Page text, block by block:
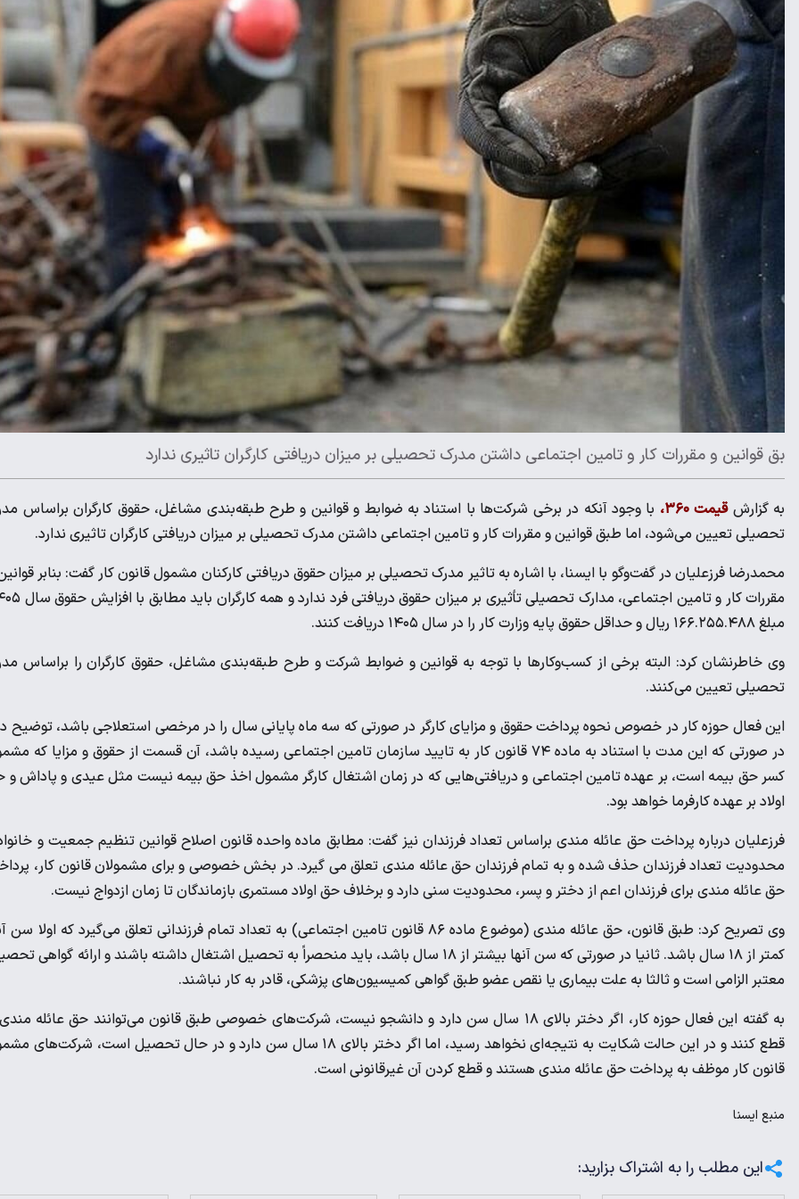
بق قوانین و مقررات کار و تامین اجتماعی داشتن مدرک تحصیلی بر میزان دریافتی کارگران تاثیری ندارد
به گزارشقیمت ۳۶۰،
با وجود آنکه در برخی شرکت‌ها با استناد به ضوابط و قوانین و طرح طبقه‌بندی مشاغل، حقوق کارگران براساس
تحصیلی تعیین می‌شود، اما طبق قوانین و مقررات کار و تامین اجتماعی داشتن مدرک تحصیلی بر میزان دریافتی کارگران تاثیری ندارد.
محمدرضا فرزعلیان در گفت‌وگو با ایسنا، با اشاره به تاثیر مدرک تحصیلی بر میزان حقوق دریافتی کارکنان مشمول قانون کار گفت:️ بنابر
مبلغ ۱۶۶.۲۵۵.۴۸۸ ریال و حداقل حقوق پایه وزارت کار را در سال ۱۴۰۵ دریافت کنند.
وی خاطرنشان کرد: البته برخی از کسب‌وکارها با توجه به قوانین و ضوابط شرکت و طرح طبقه‌بندی مشاغل، حقوق کارگران را براساس
تحصیلی تعیین می‌کنند.
این فعال حوزه کار در خصوص نحوه پرداخت حقوق و مزایای کارگر در صورتی که سه ماه پایانی سال را در مرخصی استعلاجی باشد، توضیح
در صورتی که این مدت با استناد به ماده ۷۴ قانون کار به تایید سازمان تامین اجتماعی رسیده باشد، آن قسمت از حقوق و مزایا که
کسر حق بیمه است، بر عهده تامین اجتماعی و دریافتی‌هایی که در زمان اشتغال کارگر مشمول اخذ حق بیمه نیست مثل عیدی و پاداش و
اولاد بر عهده کارفرما خواهد بود.
فرزعلیان درباره پرداخت حق عائله مندی براساس تعداد فرزندان نیز گفت: مطابق ماده واحده قانون اصلاح قوانین تنظیم جمعیت و
محدودیت تعداد فرزندان حذف شده و به تمام فرزندان حق عائله مندی تعلق می گیرد. در بخش خصوصی و برای مشمولان قانون کار،
حق عائله مندی برای فرزندان اعم از دختر و پسر، محدودیت سنی دارد و برخلاف حق اولاد مستمری بازماندگان تا زمان ازدواج نیست.
وی تصریح کرد: طبق قانون، حق عائله مندی (موضوع ماده ۸۶ قانون تامین اجتماعی) به تعداد تمام فرزندانی تعلق می‌گیرد که اولا
کمتر از ۱۸ سال باشد. ثانیا در صورتی که سن آنها بیشتر از ۱۸ سال باشد، باید منحصراً به تحصیل اشتغال داشته باشند و ارائه گواهی
معتبر الزامی است و ثالثا به علت بیماری یا نقص عضو طبق گواهی کمیسیون‌های پزشکی، قادر به کار نباشند.
به گفته این فعال حوزه کار، اگر دختر بالای ۱۸ سال سن دارد و دانشجو نیست، شرکت‌های خصوصی طبق قانون می‌توانند حق عائله
قطع کنند و در این حالت شکایت به نتیجه‌ای نخواهد رسید، اما اگر دختر بالای ۱۸ سال سن دارد و در حال تحصیل است،
قانون کار موظف به پرداخت حق عائله مندی هستند و قطع کردن آن غیرقانونی است.
منبع ايسنا
این مطلب را به اشتراک بزارید: